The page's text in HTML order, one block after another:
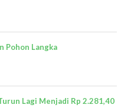
Pohon Langka
Lagi Menjadi Rp 2.281,40